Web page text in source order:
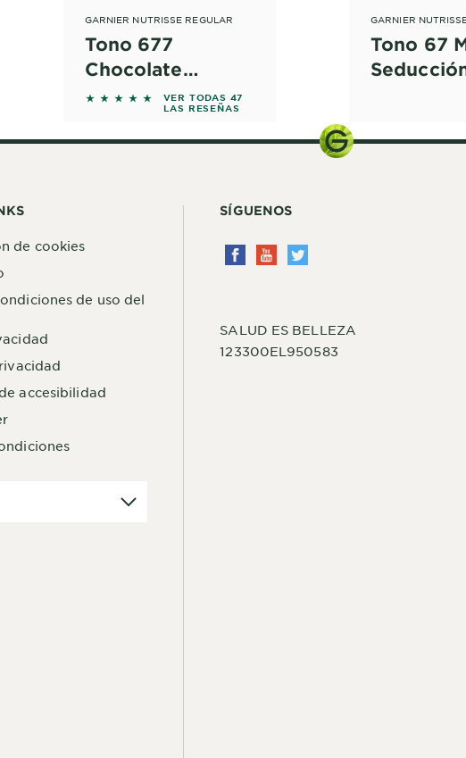
GARNIER NUTRISSE REGULAR
Tono 677
Chocolate
Angelique
5 out of 5 stars based on reviews
VER TODAS 47
LAS RESEÑAS
GARNIER
Tono 67
de cookies
de uso del
accesibilidad
SÍGUENOS
SALUD ES BELLEZA
123300EL950583